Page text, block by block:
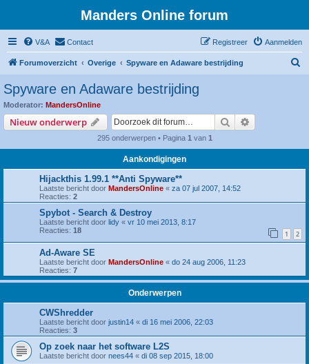
Manders Online forum
V&A Contact Aanmelden
Registreer
Forumoverzicht Overige Spyware en Adaware bestrijding
Spyware en Adaware bestrijding
Moderator: MandersOnline
Nieuw onderwerp Zoek
295 onderwerpen • Pagina 1 van 1
Aankondigingen
Hijackthis 1.99.1 **Anti Spyware**
Laatste bericht door MandersOnline « za 07 jul 2007, 14:52
Reacties: 2
Spybot - Search & Destroy
Laatste bericht door lidy « vr 10 mei 2013, 8:17
Reacties: 18 1 2
Ad-Aware SE
Laatste bericht door MandersOnline « do 24 aug 2006, 11:23
Reacties: 7
Onderwerpen
CWShredder
Laatste bericht door justin14 « di 16 mei 2006, 22:03
Reacties: 3
Op zoek naar het software L2S
Laatste bericht door nees44 « di 08 sep 2015, 18:00